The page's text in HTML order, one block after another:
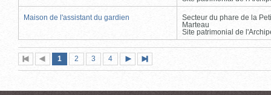
Maison de l'assistant du gardien
Secteur du phare de la
Marteau
Site patrimonial de
Première
page
Page
précédente
Page
1 (page
actuelle)
Page
2 Page
3 Page
4
suivante
page